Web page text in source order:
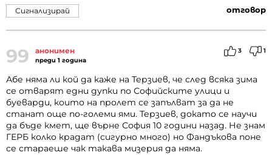
отговор
Сигнализирай
99 анонимен
преди 1 година
3 1
Абе няма ли кой да каже на Терзиев, че след всяка зима
се отварят едни дупки по Софийските улици и
буеварди, които на пролет се запълват за да не
станат още по-големи ями. Терзиев, докато се научи
да бъде кмет, ще върне София 10 години назад. Не знам
ГЕРБ колко крадат (сигурно много) но Фандъкова поне
се стараеше чак такава мизерия да няма.